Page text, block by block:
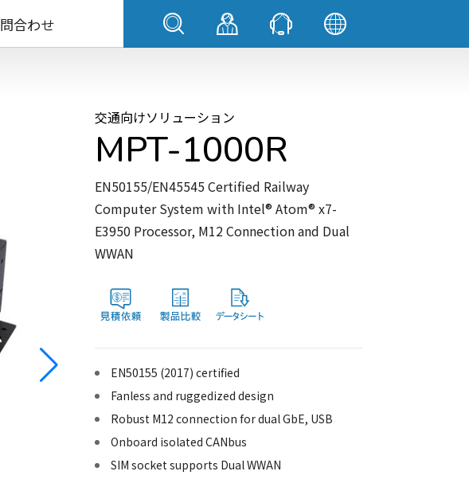
合わせ
交通向けソリューション
MPT-1000R
EN50155/EN45545 Certified Railway
Computer System with Intel® Atom® x7-
E3950 Processor, M12 Connection and Dual
WWAN
EN50155 (2017) certified
Fanless and ruggedized design
Robust M12 connection for dual GbE, USB
Onboard isolated CANbus
SIM socket supports Dual WWAN